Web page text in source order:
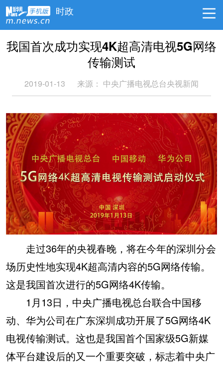
时政
我国首次成功实现4K超高清电视5G网络
传输测试
2019-01-13 来源： 中央广播电视总台央视新闻
走过36年的央视春晚，将在今年的深圳分会
场历史性地实现4K超高清内容的5G网络传输。
这是我国首次进行的5G网络4K传输。
1月13日，中央广播电视总台联合中国移
动、华为公司在广东深圳成功开展了5G网络4K
电视传输测试。这也是我国首个国家级5G新媒
体平台建设后的又一个重要突破，标志着中央广